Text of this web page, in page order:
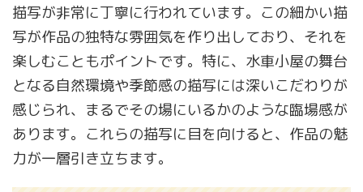
描写が非常に丁寧に行われています。この細かい描
写が作品の独特な雰囲気を作り出しており、それを
楽しむこともポイントです。特に、水車小屋の舞台
となる自然環境や季節感の描写には深いこだわりが
感じられ、まるでその場にいるかのような臨場感が
あります。これらの描写に目を向けると、作品の魅
力が一層引き立ちます。